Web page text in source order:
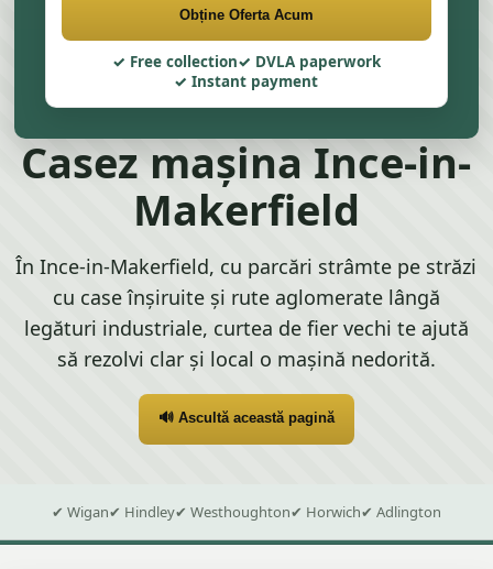
Obține Oferta Acum
Free collection
DVLA paperwork
Instant payment
Casez mașina Ince-in-
Makerfield
În Ince-in-Makerfield, cu parcări strâmte pe străzi
cu case înșiruite și rute aglomerate lângă
legături industriale, curtea de fier vechi te ajută
să rezolvi clar și local o mașină nedorită.
🔊 Ascultă această pagină
✔ Wigan✔ Hindley✔ Westhoughton✔ Horwich✔ Adlington